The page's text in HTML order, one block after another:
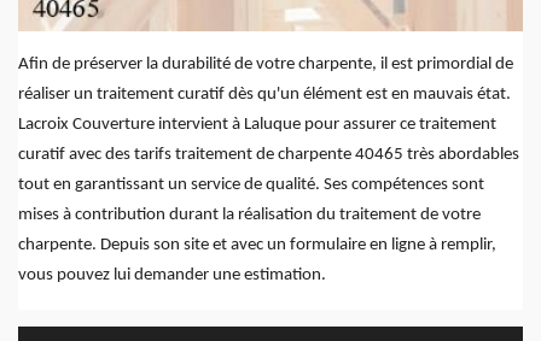
Afin de préserver la durabilité de votre charpente, il est primordial de
réaliser un traitement curatif dès qu'un élément est en mauvais état.
Lacroix Couverture intervient à Laluque pour assurer ce traitement
curatif avec des tarifs traitement de charpente 40465 très abordables
tout en garantissant un service de qualité. Ses compétences sont
mises à contribution durant la réalisation du traitement de votre
charpente. Depuis son site et avec un formulaire en ligne à remplir,
vous pouvez lui demander une estimation.